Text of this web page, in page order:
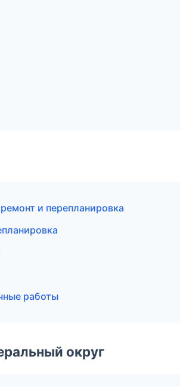
и перепланировка
работы
округ